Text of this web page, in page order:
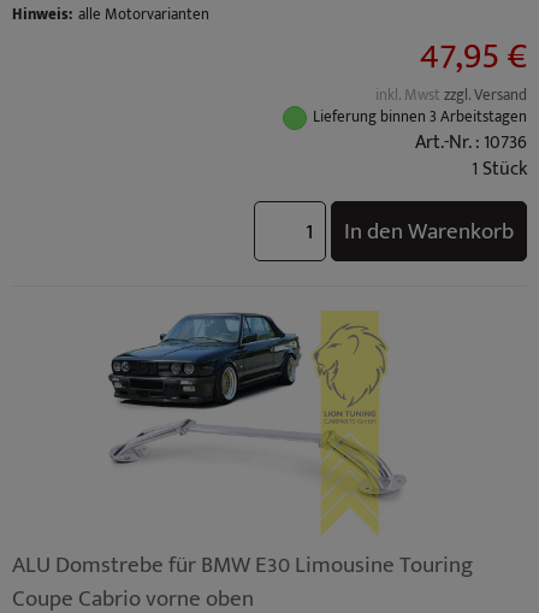
Hinweis: alle Motorvarianten
47,95 €
inkl. Mwstzzgl. Versand
Lieferung binnen 3 Arbeitstagen
Art.-Nr. : 10736
1 Stück
In den Warenkorb
ALU Domstrebe für BMW E30 Limousine Touring
Coupe Cabrio vorne oben